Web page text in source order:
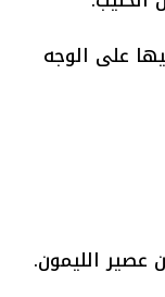
على الوجه
عصير الليمون.